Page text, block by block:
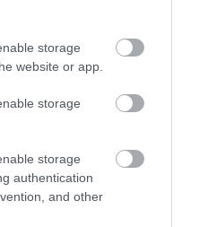
storage
website or app.
storage
storage
authentication
and other